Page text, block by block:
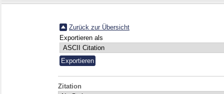
Zurück zur Übersicht
Exportieren als
Zitation